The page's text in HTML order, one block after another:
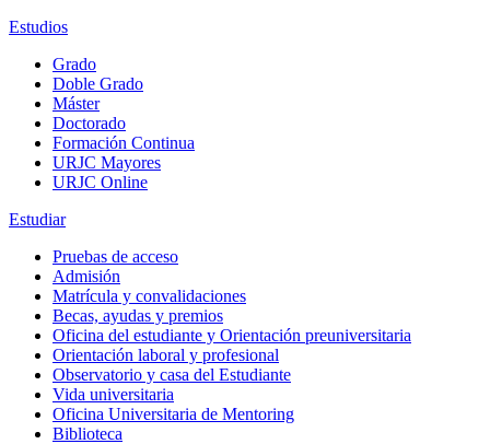
Estudios
Grado
Doble Grado
Máster
Doctorado
Formación Continua
URJC Mayores
URJC Online
Estudiar
Pruebas de acceso
Admisión
Matrícula y convalidaciones
Becas, ayudas y premios
Oficina del estudiante y Orientación preuniversitaria
Orientación laboral y profesional
Observatorio y casa del Estudiante
Vida universitaria
Oficina Universitaria de Mentoring
Biblioteca